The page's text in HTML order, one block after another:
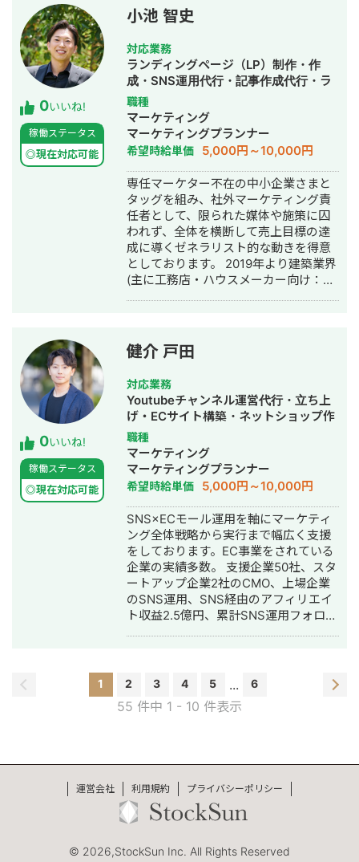
レポート作成 ・1ヶ月に2回までのお打
ち合わせ ・その他LPO、LINE、マーケ
ティングファネル、CSなど数値改善に
関わる部分のご提案 ＊動画クリエイテ
ィブ制作、LP制作、LINE構築&改修に
関しては別途ご請求となります。 以上
となります。 また広告代理店を協業先
としてお探しの会社様はぜひご連絡く
ださい。（紹介フィーのお支払いも
可） 協業先例 ・WEBコンサルティン
グ会社様 ・WEB制作会社様 ・動画編
集会社様 ・LINE構築会社様 など。 興
味ある方は1度ご相談ください。
🔻Chatwork
https://www.chatwork.com/riki199505
最後までご覧いただきありがとうござ
いました。 ＊リンクのYouTubeはご縁
あって「Webマーケティング
TV【StockSun株式会社】」に出演さ
顧客開拓業務に従事。 新宿支店に配属
後、1日300件のテレアポ、個人宅への
訪問営業を1日100件行う。 証券会社を
退職後、広告代理店に転職。金融・不
動産業界を中心に月額数百万～数億単
位のリスティング広告・ディスプレイ
広告の広告運用を担当。 その後、学生
時代にインターンしていた広告代理店
にマネージャーとして入社。5名のマネ
ジメント業務・PL管理をしながらプレ
イヤーとしても運用業務や新規案件獲
得業務に務める。■経歴・実績・Web
広告で携わった企業の数50件以上 ・月
間広告運用費：月額10万～3000万 ■
得意なスキル ・WEB広告の総合的な戦
略設計 ・WEB広告の運用コンサルティ
ング ・GTMによるタグの設定 ・広告
に使用するバナーの制作 ・LPやバナー
などの制作物のディレクション ・LPワ
／Yahoo!／Microsoft) ・ディスプレイ
広告(Google／Yahoo!) ・YouTube広告
・その他Google広告メニュー(PMAX・
デマンド・ショッピング) ・Meta広告
(Facebook & Instagram) ・LINE広告
・X(旧Twitter)広告 ・Tiktok広告 ・
SmartNews広告 ■これまで携わった
案件のジャンル ・不動産(賃貸、ハウス
メーカー、投資) ・美容クリニック ・
SaaS(人材、業務管理) ・フランチャイ
ズ加盟開発 ・化粧品 ・店舗（フィット
ネス・ピラティス） ・自社求人 ・スク
ール/研修(AI関連、SNS、資格講座) ・
金融 etc... ■ご依頼可能な目的別事例
・クリエイティブ制作 ・運用改善の壁
打ち ・初期設定の代行やレクチャー ・
コンバージョンを増やしたい（LINE登
録、売上、申し込み、資料請求） ・
CPAの悪化要因や改善策を理解したい
用をマルっと依頼したい ＝＝=(過去の
運用実績)＝＝＝ 下記はメイン案件の実
績。 ・ネット証券 月額3億
入札調整、運用改善、広告文作成、定
例資料作成、入稿業務 ┗リスティング
広告(G,Y,MS)を運用 ・生成AIスクール
月額3000万 広告CPA¥10,000 ROI
140% ┗新規案件(代理店二次受け)とし
て、フロント・運用業務・クリエイテ
0いいね!
稼働ステータス
◎現在対応可能
小池 智史
対応業務
ランディングページ（LP）制作・作
成・SNS運用代行・記事作成代行・ラ
イティング・ホームページ制作・作
成・バナー制作・デザイン・ロゴデザ
イン・作成・リスティング広告運用代
行・動画制作・動画編集・AI活用
職種
マーケティング
マーケティングプランナー
希望時給単価 5,000円～10,000円
専任マーケター不在の中小企業さまと
タッグを組み、社外マーケティング責
任者として、限られた媒体や施策に囚
われず、全体を横断して売上目標の達
成に導くゼネラリスト的な動きを得意
としております。 2019年より建築業界
(主に工務店・ハウスメーカー向け：注
ィングコンサルティングおよび実行支
援に従事。 現在は独立し、マーケティ
ングコンサルティング会社(株式会社
Monokrome)を創設。 【このような企
業にオススメ】 ・マーケティングを強
化したいが、何に手を付けたらいいか
分からない ・各施策のパートナーはい
るが、全体を俯瞰して品質管理/ディレ
クションできる人材がほしい ・マーケ
ティングの内製化に向けて専任担当者
の伴走支援をしてほしい
0いいね!
稼働ステータス
◎現在対応可能
健介 戸田
対応業務
Youtubeチャンネル運営代行・立ち上
げ・ECサイト構築・ネットショップ作
成代行・SEO対策・新規事業立上・
SNS運用代行・記事作成代行・ライテ
ィング・リスティング広告運用代行・
オウンドメディア制作・構築・運用代
行・動画制作・動画編集
職種
マーケティング
マーケティングプランナー
希望時給単価 5,000円～10,000円
SNS×ECモール運用を軸にマーケティ
ング全体戦略から実行まで幅広く支援
をしております。EC事業をされている
企業の実績多数。 支援企業50社、スタ
ートアップ企業2社のCMO、上場企業
のSNS運用、SNS経由のアフィリエイ
ト収益2.5億円、累計SNS運用フォロワ
Web広告代理店で広告とSNS運用のデ
ィレクション 2021年：独立、株式会社
Untee設立 ーSNSを軸としたデジタ
ング支援事業 ・大手インスタ運用会社
でマネージャー ・スタートアップ企業
2社のCMO経験 ・マーケティング支援
15社 ・上場企業のSNSコンサル：3社
1 2 3 4 5 ... 6
55 件中 1 - 10 件表示
運営会社 利用規約 プライバシーポリシー
© 2026,StockSun Inc. All Rights Reserved